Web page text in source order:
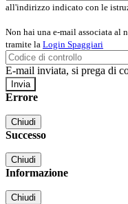
all'indirizzo indicato con le
Non hai una e-mail associata al
tramite la Login Spaggiari
E-mail inviata, si prega di
Errore
Chiudi
Successo
Chiudi
Informazione
Chiudi